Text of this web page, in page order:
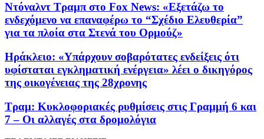
Ντόναλντ Τραμπ στο Fox News: «Εξετάζω το
ενδεχόμενο να επαναφέρω το “Σχέδιο Ελευθερία”
για τα πλοία στα Στενά του Ορμούζ»
Ηράκλειο: «Υπάρχουν σοβαρότατες ενδείξεις ότι
υφίσταται εγκληματική ενέργεια» λέει ο δικηγόρος
της οικογένειας της 28χρονης
Τραμ: Κυκλοφοριακές ρυθμίσεις στις Γραμμή 6 και
7 – Οι αλλαγές στα δρομολόγια